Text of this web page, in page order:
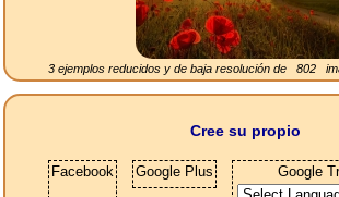
3 ejemplos reducidos y de baja resolución de 802
Cree su propio
Facebook Google Plus Google